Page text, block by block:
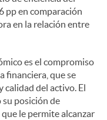
pp en comparación
en la relación entre
es el compromiso
financiera, que se
calidad del activo. El
posición de
le permite alcanzar